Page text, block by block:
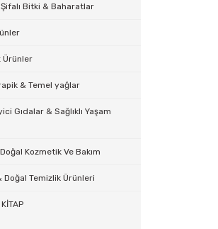
Bitki & Baharatlar
Ürünler
& Temel yağlar
Gıdalar & Sağlıklı Yaşam
Kozmetik Ve Bakım
Doğal Temizlik Ürünleri